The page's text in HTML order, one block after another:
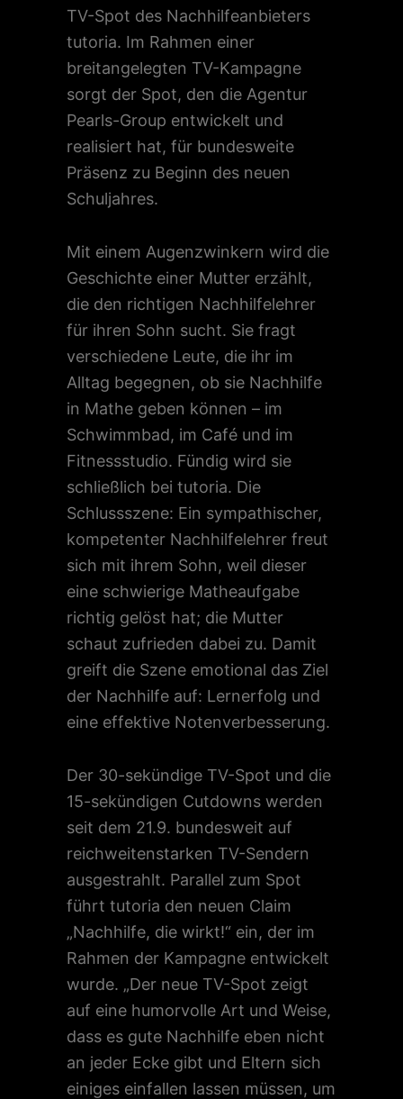
TV-Spot des Nachhilfeanbieters
tutoria. Im Rahmen einer
breitangelegten TV-Kampagne
sorgt der Spot, den die Agentur
Pearls-Group entwickelt und
realisiert hat, für bundesweite
Präsenz zu Beginn des neuen
Schuljahres.
Mit einem Augenzwinkern wird die
Geschichte einer Mutter erzählt,
die den richtigen Nachhilfelehrer
für ihren Sohn sucht. Sie fragt
verschiedene Leute, die ihr im
Alltag begegnen, ob sie Nachhilfe
in Mathe geben können – im
Schwimmbad, im Café und im
Fitnessstudio. Fündig wird sie
schließlich bei tutoria. Die
Schlussszene: Ein sympathischer,
kompetenter Nachhilfelehrer freut
sich mit ihrem Sohn, weil dieser
eine schwierige Matheaufgabe
richtig gelöst hat; die Mutter
schaut zufrieden dabei zu. Damit
greift die Szene emotional das Ziel
der Nachhilfe auf: Lernerfolg und
eine effektive Notenverbesserung.
Der 30-sekündige TV-Spot und die
15-sekündigen Cutdowns werden
seit dem 21.9. bundesweit auf
reichweitenstarken TV-Sendern
ausgestrahlt. Parallel zum Spot
führt tutoria den neuen Claim
„Nachhilfe, die wirkt!“ ein, der im
Rahmen der Kampagne entwickelt
wurde. „Der neue TV-Spot zeigt
auf eine humorvolle Art und Weise,
dass es gute Nachhilfe eben nicht
an jeder Ecke gibt und Eltern sich
einiges einfallen lassen müssen, um